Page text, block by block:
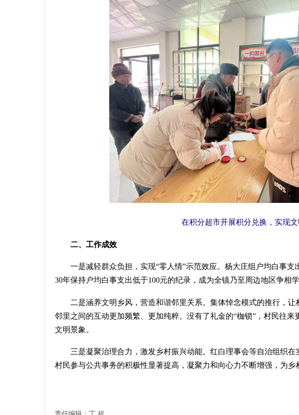
在积分超市开展积分兑换，实现文
二、 工作成效
一是减轻群众负担，实现“零人情”示范效应。 杨大庄组户均白事支
30年保持户均白事支出低于100元的纪录，成为全镇乃至周边地区争相
二是涵养文明乡风，营造和谐邻里关系。 集体悼念模式的推行，让
邻里之间的互动更加频繁、更加纯粹。没有了礼金的“枷锁” ，村民往
文明景象。
三是凝聚治理合力，激发乡村振兴动能。 红白理事会等自治组织在
村民参与公共事务的积极性显著提高 ， 凝聚力和向心力不断增强，为乡